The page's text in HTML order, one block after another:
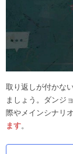
取り返しが付かな
ましょう。ダンジ
際やメインシナリ
ます。